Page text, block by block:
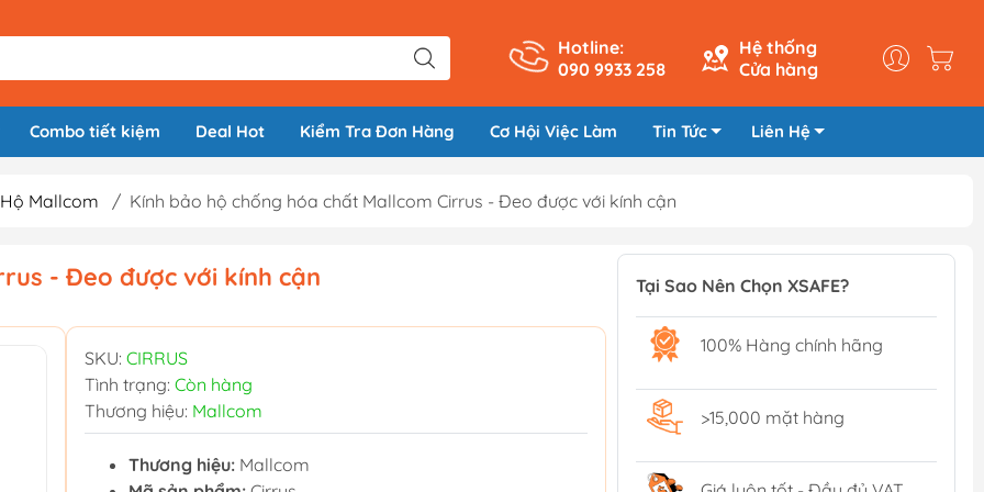
Hotline:
090 9933 258
Hệ thống
Cửa hàng
Combo tiết kiệm Deal Hot Kiểm Tra Đơn Hàng Cơ Hội Việc Làm Tin Tức Liên Hệ
Mallcom / Kính bảo hộ chống hóa chất Mallcom Cirrus - Đeo được với kính cận
- Đeo được với kính cận
SKU: CIRRUS
Tình trạng: Còn hàng
Thương hiệu: Mallcom
Thương hiệu: Mallcom
Tại Sao Nên Chọn XSAFE?
100% Hàng chính hãng
>15,000 mặt hàng